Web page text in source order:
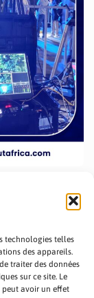
technologies telles
des appareils.
traiter des données
sur ce site. Le
peut avoir un effet